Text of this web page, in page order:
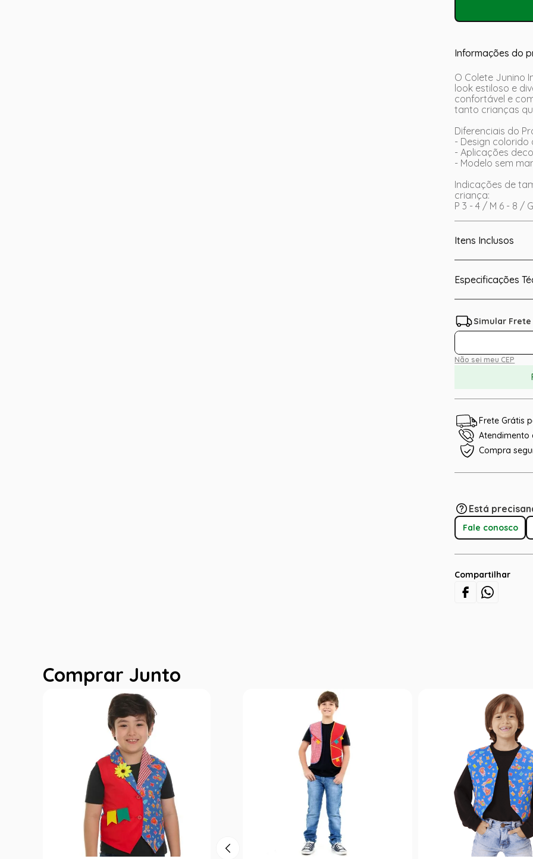
Informações do
O Colete Junino
look estiloso e
confortável e
tanto crianças
Diferenciais do
- Design colorido
- Aplicações
- Modelo sem
Indicações de
criança:
P 3 - 4 / M 6 - 8 /
Itens Inclusos
Especificações
Não sei meu CEP
Frete Grátis
Atendimento
Compra
Está
Fale conosco
Compartilhar
Comprar Junto